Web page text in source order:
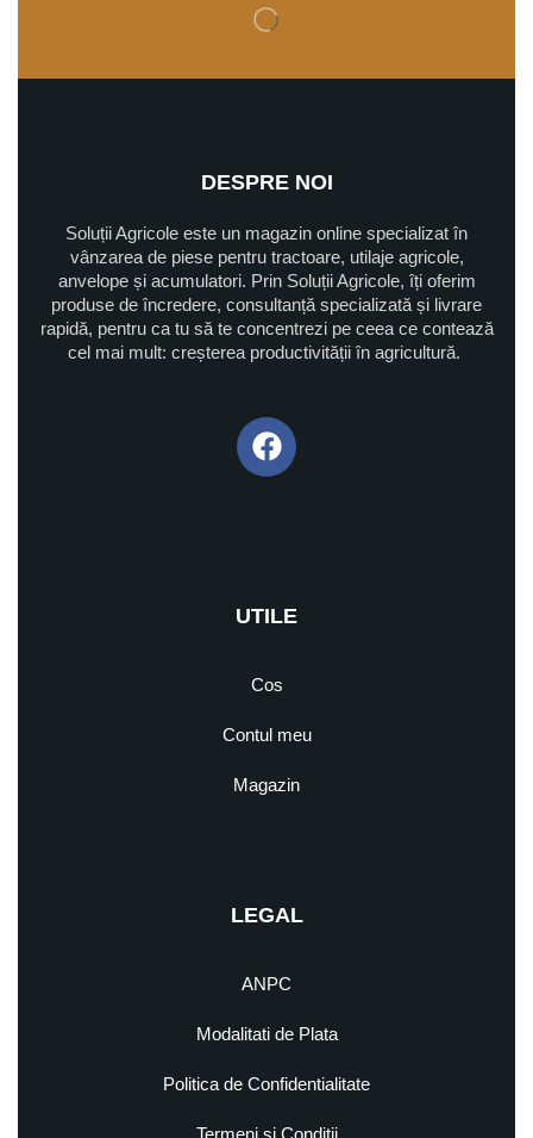
DESPRE NOI
Soluții Agricole este un magazin online specializat în
vânzarea de piese pentru tractoare, utilaje agricole,
anvelope și acumulatori. Prin Soluții Agricole, îți oferim
produse de încredere, consultanță specializată și livrare
rapidă, pentru ca tu să te concentrezi pe ceea ce contează
cel mai mult: creșterea productivității în agricultură.
UTILE
Cos
Contul meu
Magazin
LEGAL
ANPC
Modalitati de Plata
Politica de Confidentialitate
Termeni si Conditii